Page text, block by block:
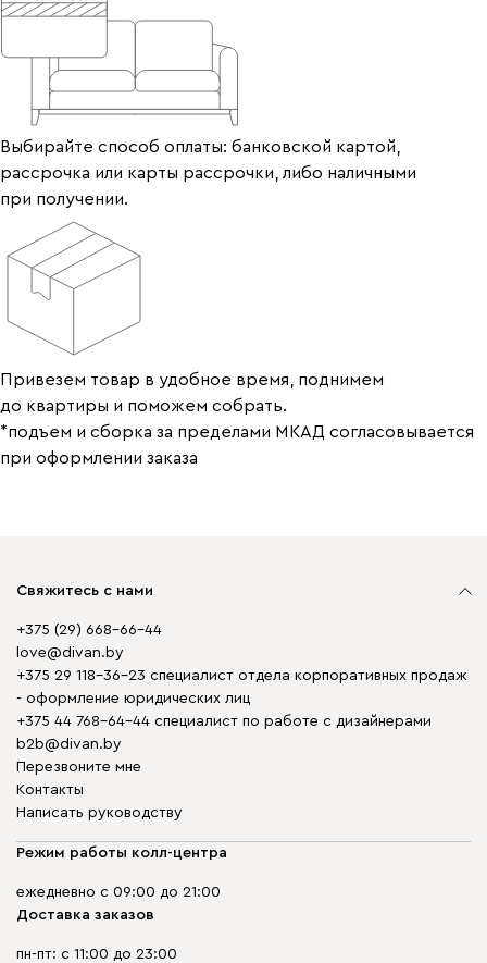
Выбирайте способ оплаты: банковской картой,
рассрочка или карты рассрочки, либо наличными
при получении.
Привезем товар в удобное время, поднимем
до квартиры и поможем собрать.
*подъем и сборка за пределами МКАД согласовывается
при оформлении заказа
Свяжитесь с нами
+375 (29) 668-66-44
love@divan.by
+375 29 118-36-23 специалист отдела корпоративных продаж
- оформление юридических лиц
+375 44 768-64-44 специалист по работе с дизайнерами
b2b@divan.by
Перезвоните мне
Контакты
Написать руководству
Режим работы колл-центра
ежедневно с 09:00 до 21:00
Доставка заказов
пн-пт: с 11:00 до 23:00